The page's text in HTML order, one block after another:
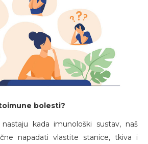
bolesti?
kada imunološki sustav, naš
napadati vlastite stanice, tkiva i